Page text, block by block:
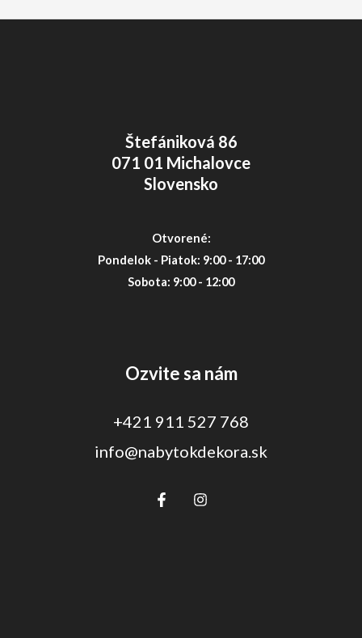
Štefániková 86
071 01 Michalovce
Slovensko
Otvorené:
Pondelok - Piatok: 9:00 - 17:00
Sobota: 9:00 - 12:00
Ozvite sa nám
+421 911 527 768
info@nabytokdekora.sk